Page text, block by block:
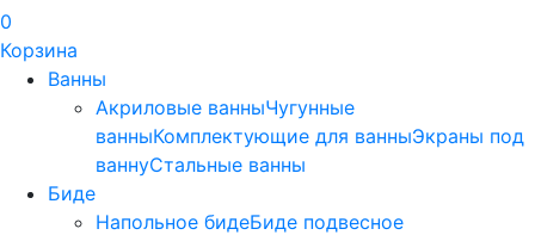
0
Корзина
Ванны
Акриловые ванныЧугунные
ванныКомплектующие для ванныЭкраны под
ваннуСтальные ванны
Биде
Напольное бидеБиде пoдвеснoе